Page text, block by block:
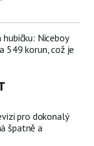
Niceboy
549 korun, což je
pro dokonalý
špatně a